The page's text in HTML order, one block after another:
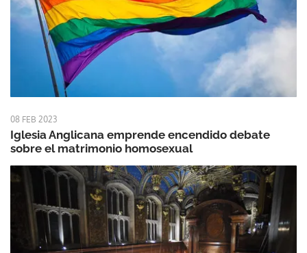
08 FEB 2023
Iglesia Anglicana emprende encendido debate
sobre el matrimonio homosexual